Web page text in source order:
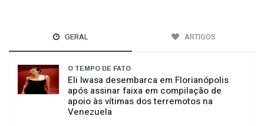
GERAL ARTIGOS
O TEMPO DE FATO
Eli Iwasa desembarca em Florianópolis
após assinar faixa em compilação de
apoio às vítimas dos terremotos na
Venezuela